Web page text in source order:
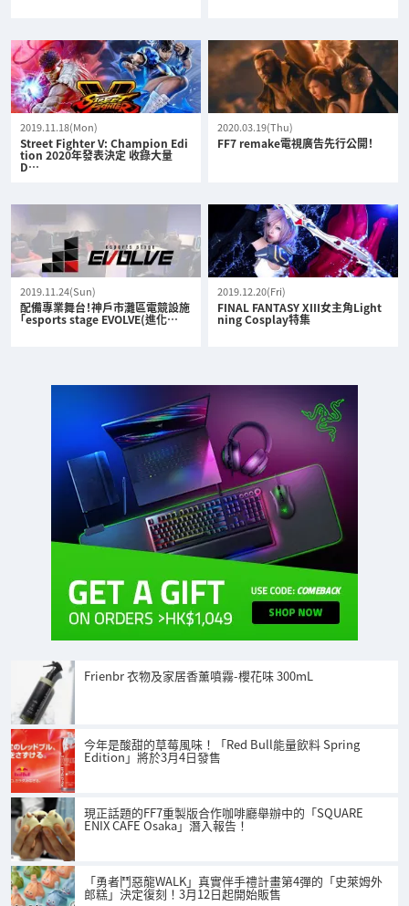
2019.11.18(Mon)
Street Fighter V: Champion Edi
tion 2020年發表決定 收錄大量
D…
2020.03.19(Thu)
FF7 remake電視廣告先行公開！
2019.11.24(Sun)
配備專業舞台！神戶市灘區電競設施
「esports stage EVOLVE(進化…
2019.12.20(Fri)
FINAL FANTASY XIII女主角Light
ning Cosplay特集
Frienbr 衣物及家居香薰噴霧-櫻花味 300mL
今年是酸甜的草莓風味！「Red Bull能量飲料 Spring
Edition」將於3月4日發售
現正話題的FF7重製版合作咖啡廳舉辦中的「SQUARE
ENIX CAFE Osaka」潛入報告！
「勇者鬥惡龍WALK」真實伴手禮計畫第4彈的「史萊姆外
郎糕」決定復刻！3月12日起開始販售